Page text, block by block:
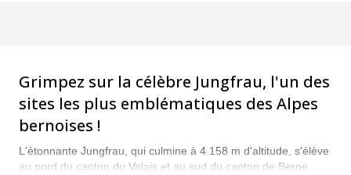
Grimpez sur la célèbre Jungfrau, l'un des
sites les plus emblématiques des Alpes
bernoises !
L'étonnante Jungfrau, qui culmine à 4 158 m d'altitude, s'élève
au nord du canton du Valais et au sud du canton de Berne